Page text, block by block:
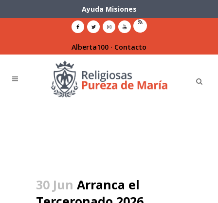
Ayuda Misiones
Alberta100 · Contacto
30 Jun Arranca el